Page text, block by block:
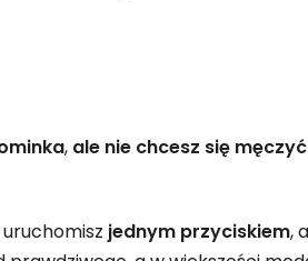
, ale nie chcesz się
jednym przyciskiem,